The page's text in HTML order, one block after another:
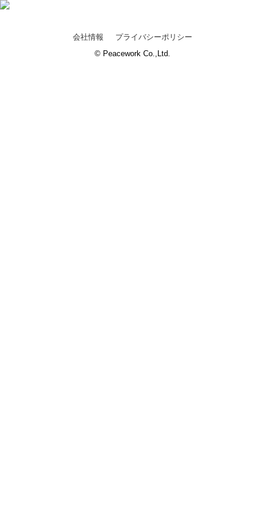
会社情報
プライバシーポリシー
© Peacework Co.,Ltd.